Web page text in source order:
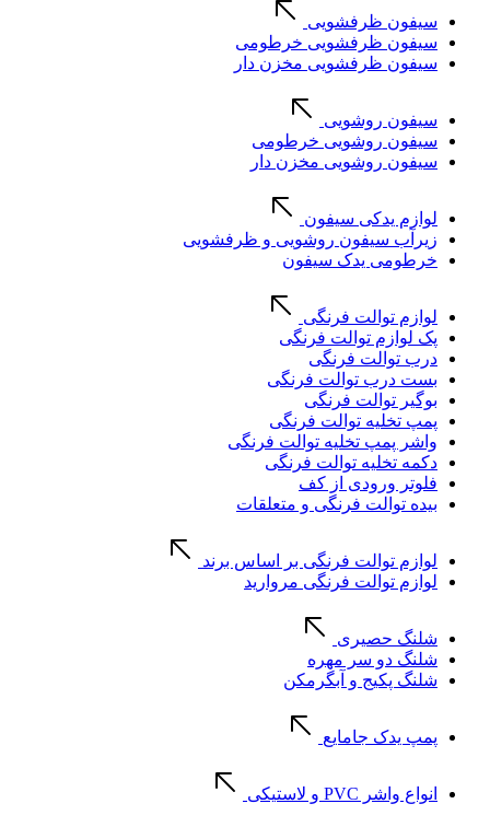
سیفون ظرفشویی
سیفون ظرفشویی خرطومی
سیفون ظرفشویی مخزن دار
سیفون روشویی
سیفون روشویی خرطومی
سیفون روشویی مخزن دار
لوازم یدکی سیفون
زیرآب سیفون روشویی و ظرفشویی
خرطومی یدک سیفون
لوازم توالت فرنگی
پک لوازم توالت فرنگی
درب توالت فرنگی
بست درب توالت فرنگی
بوگیر توالت فرنگی
پمپ تخلیه توالت فرنگی
واشر پمپ تخلیه توالت فرنگی
دکمه تخلیه توالت فرنگی
فلوتر ورودی از کف
بیده توالت فرنگی و متعلقات
لوازم توالت فرنگی بر اساس برند
لوازم توالت فرنگی مروارید
شلنگ حصیری
شلنگ دو سر مهره
شلنگ پکیج و آبگرمکن
پمپ یدک جامایع
انواع واشر PVC و لاستیکی